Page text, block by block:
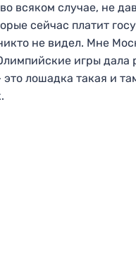
всяком случае, не
сейчас платит
не видел. Мне М
игры дала
это лошадка такая и
.